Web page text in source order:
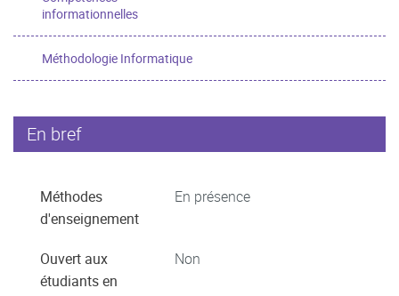
informationnelles
Méthodologie Informatique
En bref
Méthodes
d'enseignement
En présence
Ouvert aux
étudiants en
Non